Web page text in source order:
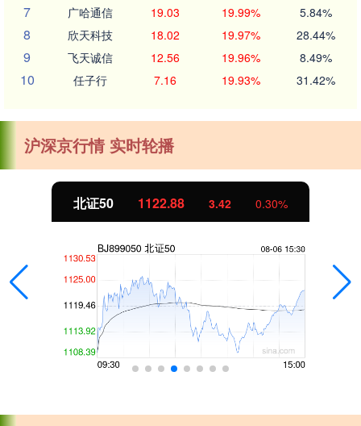
7 广哈通信 19.03 19.99% 5.84%
8 欣天科技 18.02 19.97% 28.44%
9 飞天诚信 12.56 19.96% 8.49%
10 任子行 7.16 19.93% 31.42%
沪深京行情 实时轮播
北证50 1122.88 3.42 0.30%